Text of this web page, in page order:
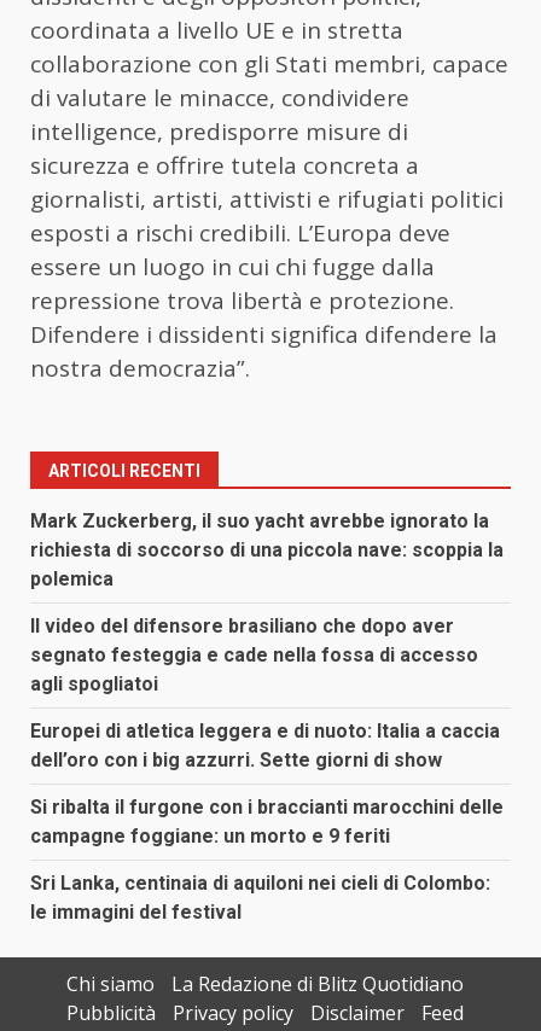
coordinata a livello UE e in stretta
collaborazione con gli Stati membri, capace
di valutare le minacce, condividere
intelligence, predisporre misure di
sicurezza e offrire tutela concreta a
giornalisti, artisti, attivisti e rifugiati politici
esposti a rischi credibili. L’Europa deve
essere un luogo in cui chi fugge dalla
repressione trova libertà e protezione.
Difendere i dissidenti significa difendere la
nostra democrazia”.
ARTICOLI RECENTI
Mark Zuckerberg, il suo yacht avrebbe ignorato la
richiesta di soccorso di una piccola nave: scoppia la
polemica
Il video del difensore brasiliano che dopo aver
segnato festeggia e cade nella fossa di accesso
agli spogliatoi
Europei di atletica leggera e di nuoto: Italia a caccia
dell’oro con i big azzurri. Sette giorni di show
Si ribalta il furgone con i braccianti marocchini delle
campagne foggiane: un morto e 9 feriti
Sri Lanka, centinaia di aquiloni nei cieli di Colombo:
le immagini del festival
Chi siamo
La Redazione di Blitz Quotidiano
Pubblicità
Privacy policy Disclaimer Feed